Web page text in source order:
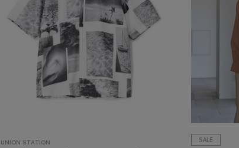
UNION STATION
SALE